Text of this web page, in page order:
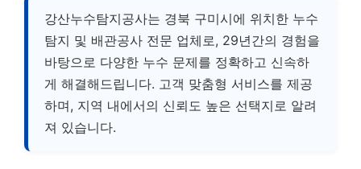
강산누수탐지공사는 경북 구미시에 위치한 누수
탐지 및 배관공사 전문 업체로, 29년간의 경험을
바탕으로 다양한 누수 문제를 정확하고 신속하
게 해결해드립니다. 고객 맞춤형 서비스를 제공
하며, 지역 내에서의 신뢰도 높은 선택지로 알려
져 있습니다.